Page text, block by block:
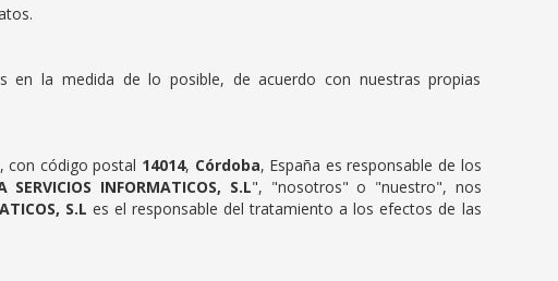
en la medida de lo posible, de acuerdo con nuestras propias
, con código postal 14014, Córdoba, España es responsable de los
SERVICIOS INFORMATICOS, S.L", "nosotros" o "nuestro", nos
S.L es el responsable del tratamiento a los efectos de las